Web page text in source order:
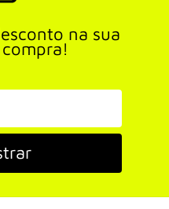
na sua